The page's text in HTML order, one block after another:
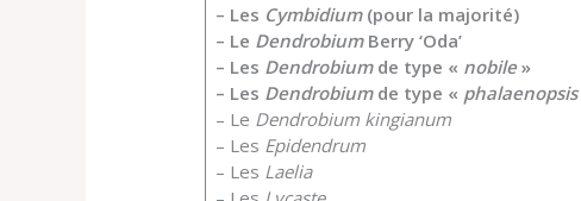
– Les Cymbidium (pour la majorité)
– Le Dendrobium Berry ‘Oda’
– Les Dendrobium de type « nobile»
– Les Dendrobium de type « phalaenopsis
– Le Dendrobium kingianum
– Les Epidendrum
– Les Laelia